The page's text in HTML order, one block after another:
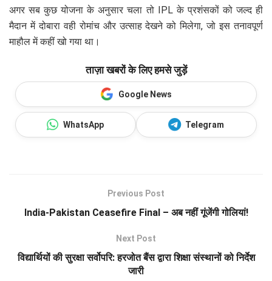
अगर सब कुछ योजना के अनुसार चला तो IPL के प्रशंसकों को जल्द ही
मैदान में दोबारा वही रोमांच और उत्साह देखने को मिलेगा, जो इस तनावपूर्ण
माहौल में कहीं खो गया था।
ताज़ा खबरों के लिए हमसे जुड़ें
Google News
WhatsApp Telegram
Previous Post
India-Pakistan Ceasefire Final – अब नहीं गूंजेंगी गोलियां!
Next Post
विद्यार्थियों की सुरक्षा सर्वोपरि: हरजोत बैंस द्वारा शिक्षा संस्थानों को निर्देश
जारी